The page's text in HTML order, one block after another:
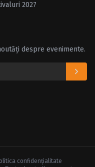
2027
despre evenimente.
confidenţialitate